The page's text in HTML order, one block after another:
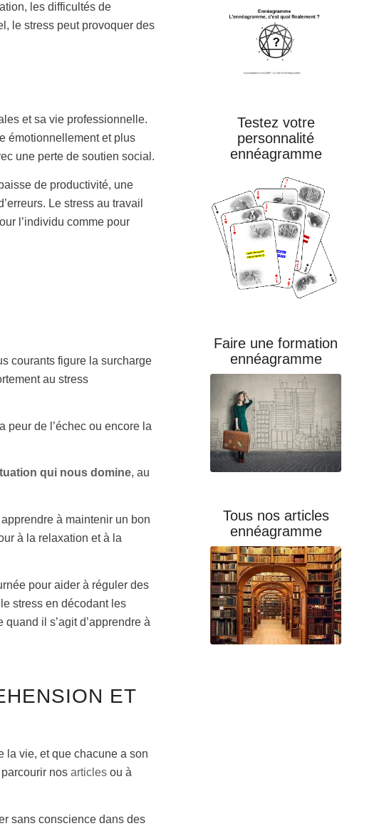
les difficultés de
le stress peut provoquer des
et sa vie professionnelle.
émotionnellement et plus
une perte de soutien social.
de productivité, une
Le stress au travail
l’individu comme pour
courants figure la surcharge
au stress
peur de l’échec ou encore la
qui nous domine, au
à maintenir un bon
à la relaxation et à la
pour aider à réguler des
stress en décodant les
il s’agit d’apprendre à
ET
la vie, et que chacune a son
nos articles ou à
sans conscience dans des
Testez votre
personnalité
ennéagramme
Faire une formation
ennéagramme
Tous nos articles
ennéagramme